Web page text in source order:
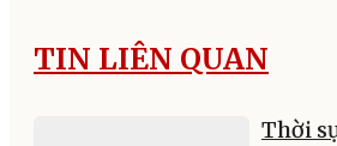
TIN LIÊN QUAN
Thời